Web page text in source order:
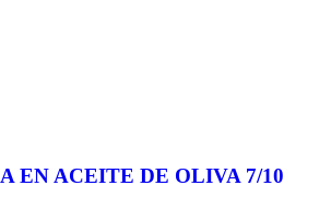
EN ACEITE DE OLIVA 7/10